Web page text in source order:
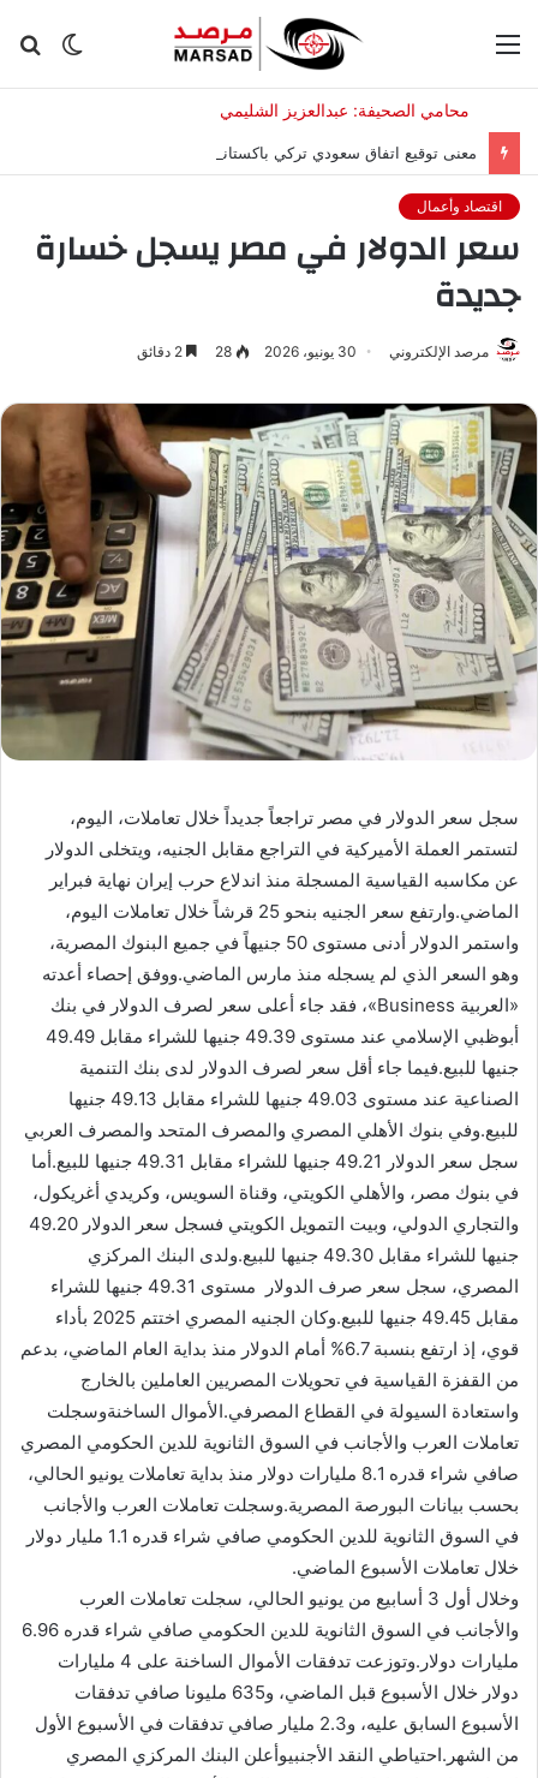
الوضع
اقتصاد وأعمال
سعر الدولار في مصر يسجل خسارة
جديدة
مرصد الإلكتروني 30 يونيو، 2026 28
سجل سعر الدولار في مصر تراجعاً جديداً خلال تعاملات، اليوم،
لتستمر العملة الأميركية في التراجع مقابل الجنيه، ويتخلى الدولار
عن مكاسبه القياسية المسجلة منذ اندلاع حرب إيران نهاية فبراير
الماضي.وارتفع سعر الجنيه بنحو 25 قرشاً خلال تعاملات اليوم،
واستمر الدولار أدنى مستوى 50 جنيهاً في جميع البنوك المصرية،
وهو السعر الذي لم يسجله منذ مارس الماضي.ووفق إحصاء أعدته
«العربية Business»، فقد جاء أعلى سعر لصرف الدولار في بنك
أبوظبي الإسلامي عند مستوى 49.39 جنيها للشراء مقابل 49.49
جنيها للبيع.فيما جاء أقل سعر لصرف الدولار لدى بنك التنمية
الصناعية عند مستوى 49.03 جنيها للشراء مقابل 49.13 جنيها
للبيع.وفي بنوك الأهلي المصري والمصرف المتحد والمصرف العربي
سجل سعر الدولار 49.21 جنيها للشراء مقابل 49.31 جنيها للبيع.أما
في بنوك مصر، والأهلي الكويتي، وقناة السويس، وكريدي أغريكول،
والتجاري الدولي، وبيت التمويل الكويتي فسجل سعر الدولار 49.20
جنيها للشراء مقابل 49.30 جنيها للبيع.ولدى البنك المركزي
المصري، سجل سعر صرف الدولار مستوى 49.31 جنيها للشراء
مقابل 49.45 جنيها للبيع.وكان الجنيه المصري اختتم 2025 بأداء
قوي، إذ ارتفع بنسبة 6.7% أمام الدولار منذ بداية العام الماضي، بدعم
من القفزة القياسية في تحويلات المصريين العاملين بالخارج
واستعادة السيولة في القطاع المصرفي.الأموال الساخنةوسجلت
تعاملات العرب والأجانب في السوق الثانوية للدين الحكومي المصري
صافي شراء قدره 8.1 مليارات دولار منذ بداية تعاملات يونيو الحالي،
بحسب بيانات البورصة المصرية.وسجلت تعاملات العرب والأجانب
في السوق الثانوية للدين الحكومي صافي شراء قدره 1.1 مليار دولار
خلال تعاملات الأسبوع الماضي.
وخلال أول 3 أسابيع من يونيو الحالي، سجلت تعاملات العرب
والأجانب في السوق الثانوية للدين الحكومي صافي شراء قدره 6.96
مليارات دولار.وتوزعت تدفقات الأموال الساخنة على 4 مليارات
دولار خلال الأسبوع قبل الماضي، و635 مليونا صافي تدفقات
الأسبوع السابق عليه، و2.3 مليار صافي تدفقات في الأسبوع الأول
من الشهر.احتياطي النقد الأجنبيوأعلن البنك المركزي المصري